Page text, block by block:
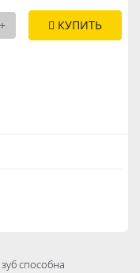
+ КУПИТЬ
способна